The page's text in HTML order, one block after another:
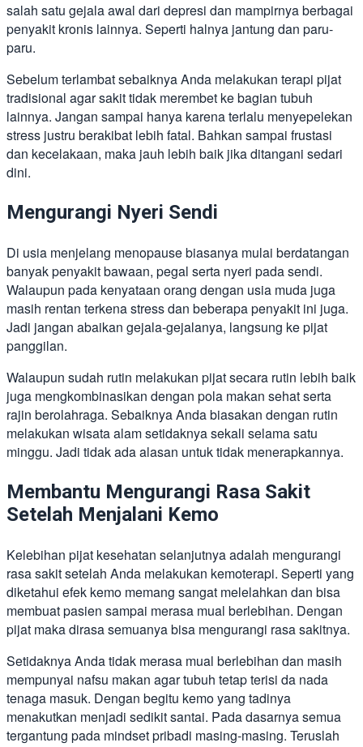
salah satu gejala awal dari depresi dan mampirnya berbagai
penyakit kronis lainnya. Seperti halnya jantung dan paru-
paru.
Sebelum terlambat sebaiknya Anda melakukan terapi pijat
tradisional agar sakit tidak merembet ke bagian tubuh
lainnya. Jangan sampai hanya karena terlalu menyepelekan
stress justru berakibat lebih fatal. Bahkan sampai frustasi
dan kecelakaan, maka jauh lebih baik jika ditangani sedari
dini.
Mengurangi Nyeri Sendi
Di usia menjelang menopause biasanya mulai berdatangan
banyak penyakit bawaan, pegal serta nyeri pada sendi.
Walaupun pada kenyataan orang dengan usia muda juga
masih rentan terkena stress dan beberapa penyakit ini juga.
Jadi jangan abaikan gejala-gejalanya, langsung ke pijat
panggilan.
Walaupun sudah rutin melakukan pijat secara rutin lebih baik
juga mengkombinasikan dengan pola makan sehat serta
rajin berolahraga. Sebaiknya Anda biasakan dengan rutin
melakukan wisata alam setidaknya sekali selama satu
minggu. Jadi tidak ada alasan untuk tidak menerapkannya.
Membantu Mengurangi Rasa Sakit
Setelah Menjalani Kemo
Kelebihan pijat kesehatan selanjutnya adalah mengurangi
rasa sakit setelah Anda melakukan kemoterapi. Seperti yang
diketahui efek kemo memang sangat melelahkan dan bisa
membuat pasien sampai merasa mual berlebihan. Dengan
pijat maka dirasa semuanya bisa mengurangi rasa sakitnya.
Setidaknya Anda tidak merasa mual berlebihan dan masih
mempunyai nafsu makan agar tubuh tetap terisi da nada
tenaga masuk. Dengan begitu kemo yang tadinya
menakutkan menjadi sedikit santai. Pada dasarnya semua
tergantung pada mindset pribadi masing-masing. Teruslah